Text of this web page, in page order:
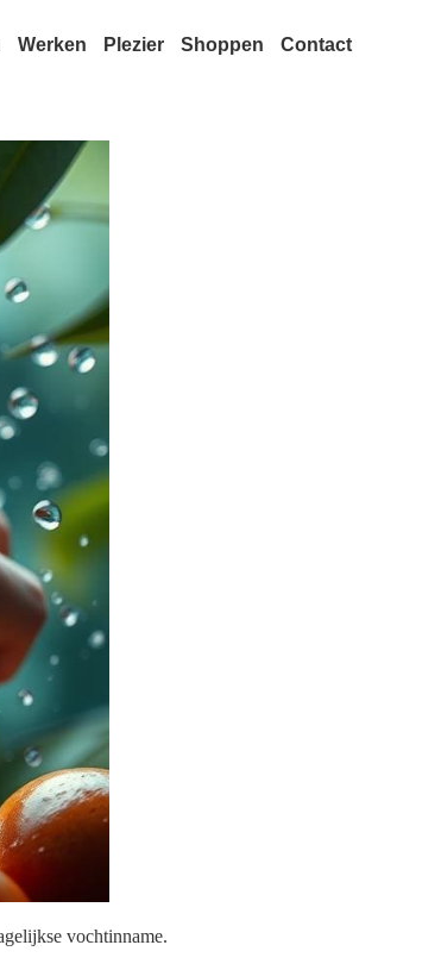
Werken Plezier Shoppen Contact
vochtinname.